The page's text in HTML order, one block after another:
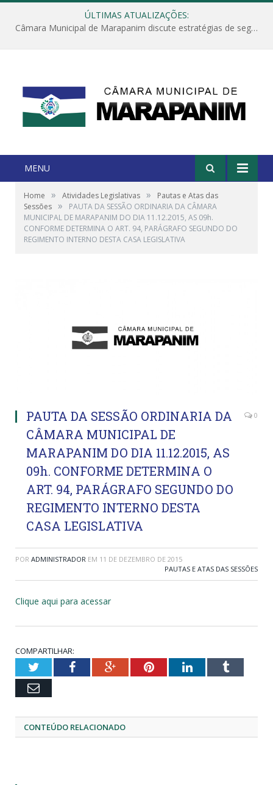
ÚLTIMAS ATUALIZAÇÕES:
Câmara Municipal de Marapanim discute estratégias de segurança com autoridades e poder executivo
MENU
Home » Atividades Legislativas »
Pautas e Atas das
Sessões »
PAUTA DA SESSÃO ORDINARIA DA CÂMARA
MUNICIPAL DE MARAPANIM DO DIA 11.12.2015, AS 09h.
CONFORME DETERMINA O ART. 94, PARÁGRAFO SEGUNDO DO
REGIMENTO INTERNO DESTA CASA LEGISLATIVA
PAUTA DA SESSÃO ORDINARIA DA
CÂMARA MUNICIPAL DE
MARAPANIM DO DIA 11.12.2015, AS
09h. CONFORME DETERMINA O
ART. 94, PARÁGRAFO SEGUNDO DO
REGIMENTO INTERNO DESTA
CASA LEGISLATIVA
0
POR ADMINISTRADOR EM 11 DE DEZEMBRO DE 2015
PAUTAS E ATAS DAS SESSÕES
Clique aqui para acessar
COMPARTILHAR:
TwitterFacebookGoogle+PinterestLinkedInTumblr
Email
CONTEÚDO RELACIONADO